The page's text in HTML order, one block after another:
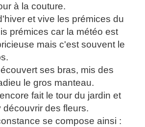
à la couture.
et vive les prémices du
prémices car la météo est
mais c'est souvent le
ses bras, mis des
le gros manteau.
fait le tour du jardin et
des fleurs.
se compose ainsi :